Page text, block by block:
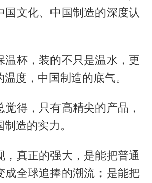
国文化、中国制造的深度认
温杯，装的不只是温水，更
度，中国制造的底气。
觉得，只有高精尖的产品，
造的实力。
，真正的强大，是能把普通
成全球追捧的潮流；是能把